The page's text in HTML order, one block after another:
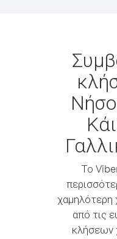
Το
χαμηλότερη
από τις
κλήσεων